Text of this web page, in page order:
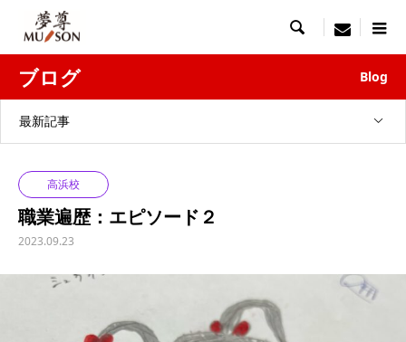
 menu
ブログ Blog
最新記事
高浜校
職業遍歴：エピソード２
2023.09.23